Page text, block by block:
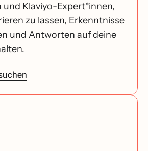
und Klaviyo-Expert*innen,
zu lassen, Erkenntnisse
und Antworten auf deine